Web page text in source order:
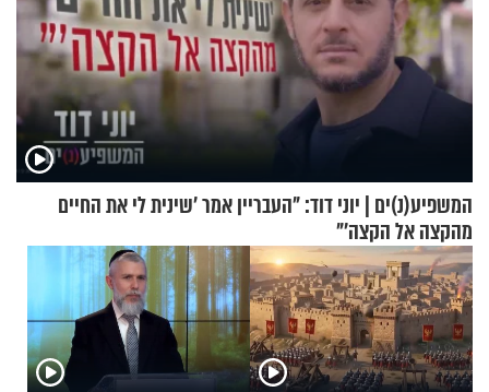
המשפיע(נ)ים | יוני דוד: "העבריין אמר 'שינית לי את החיים
מהקצה אל הקצה'"